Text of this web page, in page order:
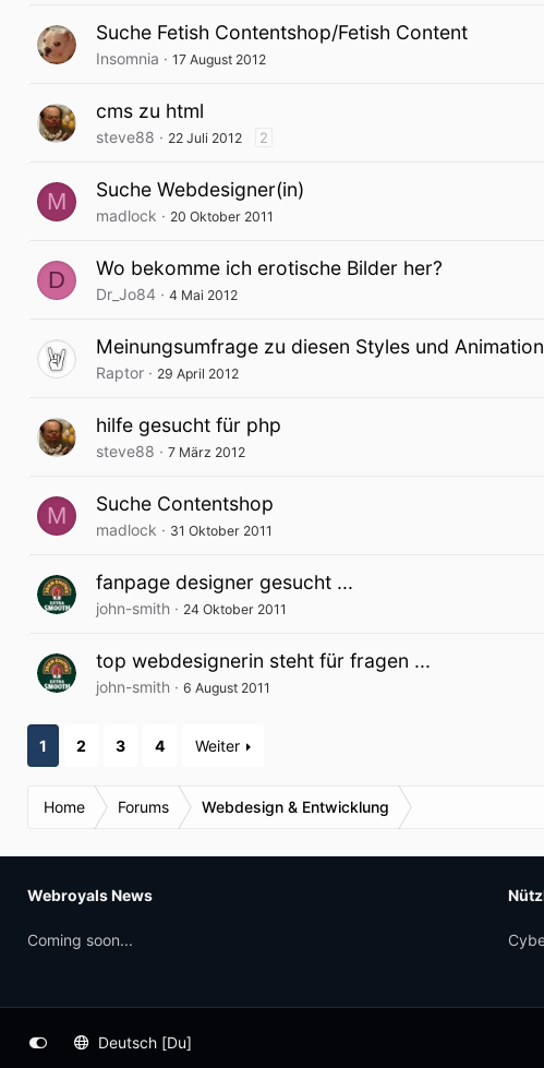
Suche Fetish Contentshop/Fetish Content
Insomnia 17 August 2012
cms zu html
steve88 22 Juli 2012 2
M Suche Webdesigner(in)
madlock 20 Oktober 2011
D Wo bekomme ich erotische Bilder her?
Dr_Jo84 4 Mai 2012
Meinungsumfrage zu diesen Styles und
Raptor 29 April 2012
hilfe gesucht für php
steve88 7 März 2012
M Suche Contentshop
madlock 31 Oktober 2011
fanpage designer gesucht ...
john-smith 24 Oktober 2011
top webdesignerin steht für fragen ...
john-smith 6 August 2011
1 2 3 4 Weiter
Home Forums Webdesign & Entwicklung
Webroyals News
Coming soon...
Deutsch [Du]